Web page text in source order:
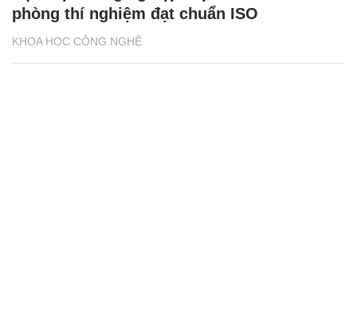
KHOA HỌC CÔNG NGHỆ
phòng thí nghiệm đạt chuẩn ISO